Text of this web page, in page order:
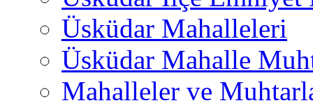
Üsküdar Mahalleleri
Üsküdar Mahalle
Mahalleler ve